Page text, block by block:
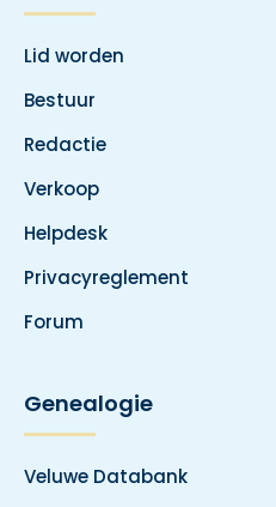
Lid worden
Bestuur
Redactie
Verkoop
Helpdesk
Privacyreglement
Forum
Genealogie
Veluwe Databank